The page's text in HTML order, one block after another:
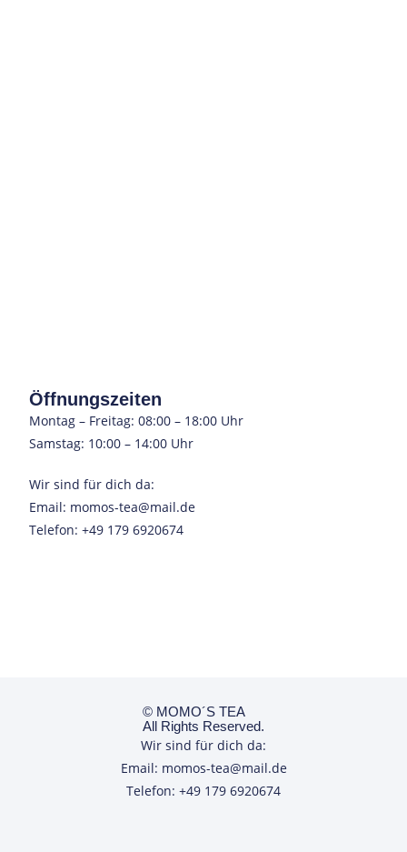
Öffnungszeiten
Montag – Freitag: 08:00 – 18:00 Uhr
Samstag: 10:00 – 14:00 Uhr
Wir sind für dich da:
Email: momos-tea@mail.de
Telefon: +49 179 6920674
© MOMO´S TEA
All Rights Reserved.
Wir sind für dich da:
Email: momos-tea@mail.de
Telefon: +49 179 6920674